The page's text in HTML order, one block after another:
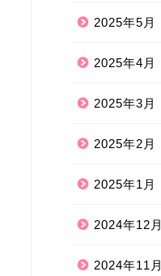
2025年5月
2025年4月
2025年3月
2025年2月
2025年1月
2024年12月
2024年11月